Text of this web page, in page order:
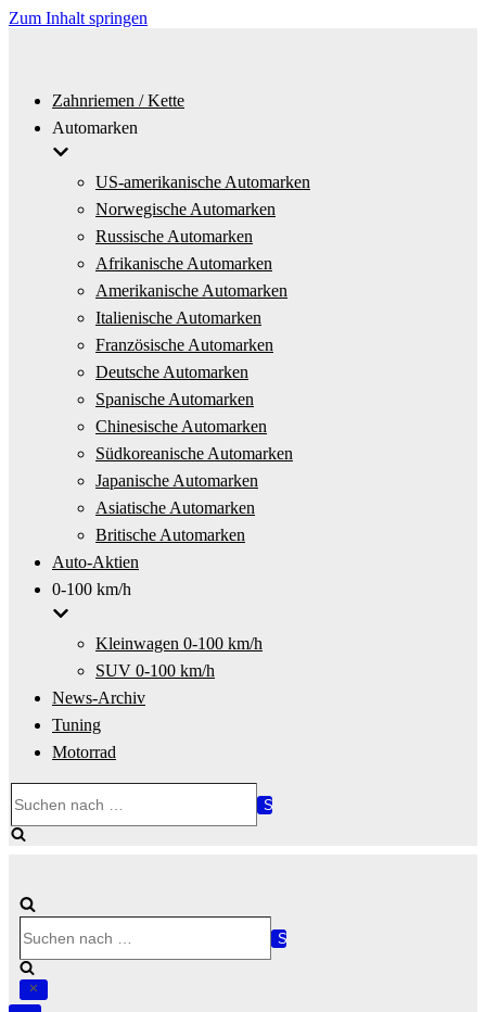
Zum Inhalt springen
Zahnriemen / Kette
Automarken
US-amerikanische Automarken
Norwegische Automarken
Russische Automarken
Afrikanische Automarken
Amerikanische Automarken
Italienische Automarken
Französische Automarken
Deutsche Automarken
Spanische Automarken
Chinesische Automarken
Südkoreanische Automarken
Japanische Automarken
Asiatische Automarken
Britische Automarken
Auto-Aktien
0-100 km/h
Kleinwagen 0-100 km/h
SUV 0-100 km/h
News-Archiv
Tuning
Motorrad
nach …
nach …